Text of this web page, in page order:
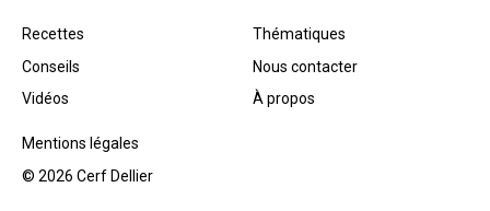
Recettes
Conseils
Vidéos
Thématiques
Nous contacter
À propos
Mentions légales
© 2026 Cerf Dellier